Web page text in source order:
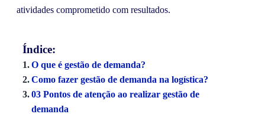
atividades comprometido com resultados.
Índice:
O que é gestão de demanda?
Como fazer gestão de demanda na logística?
03 Pontos de atenção ao realizar gestão de
demanda